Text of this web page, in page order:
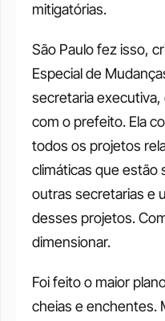
mitigatórias.
São Paulo fez isso,
Especial de
secretaria
com o prefeito. Ela
todos os projetos
climáticas que estão
outras secretarias e
desses projetos.
dimensionar.
Foi feito o maior
cheias e enchentes.